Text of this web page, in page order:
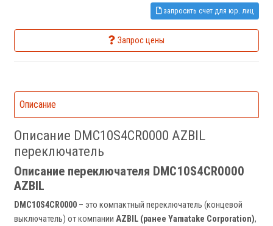
запросить счет для юр. лиц
Запрос цены
Описание
Описание DMC10S4CR0000 AZBIL
переключатель
Описание переключателя DMC10S4CR0000
AZBIL
DMC10S4CR0000 – это компактный переключатель (концевой
выключатель) от компании AZBIL (ранее Yamatake Corporation),